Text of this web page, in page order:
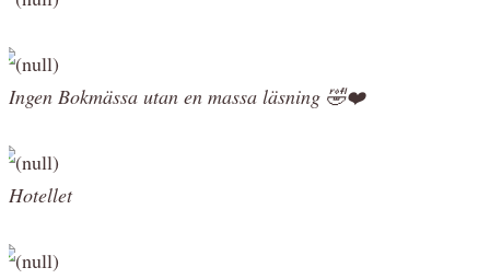
Ingen Bokmässa utan en massa läsning 🤣❤️
Hotellet